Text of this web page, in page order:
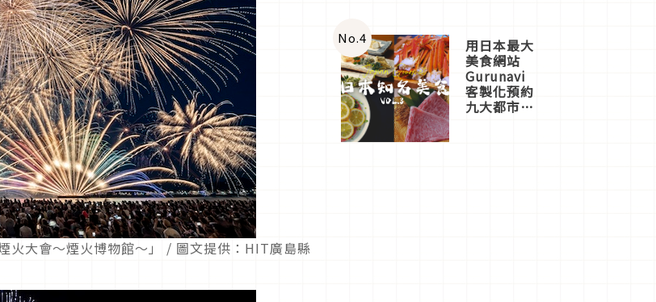
火大會～煙火博物館～」 / 圖文提供：HIT廣島縣
No.4 用日本最大
美食網站
Gurunavi
客製化預約
九大都市餐